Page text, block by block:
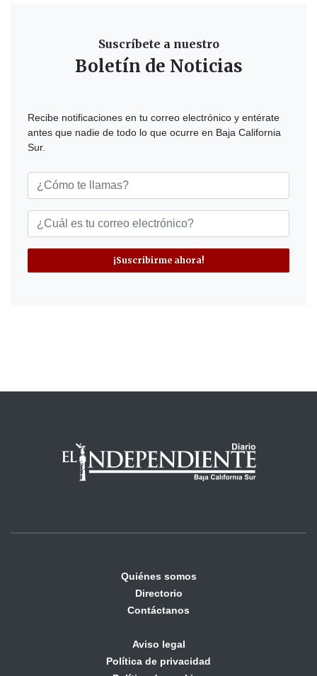
Suscríbete a nuestro
Boletín de Noticias
Recibe notificaciones en tu correo electrónico y entérate
antes que nadie de todo lo que ocurre en Baja California
Sur.
¡Suscribirme ahora!
Quiénes somos
Directorio
Contáctanos
Aviso legal
Política de privacidad